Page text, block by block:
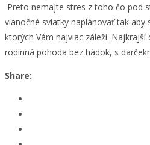
Preto nemajte stres z toho čo pod
vianočné sviatky naplánovať tak aby
ktorých Vám najviac záleží.
rodinná pohoda bez hádok, s
Share: